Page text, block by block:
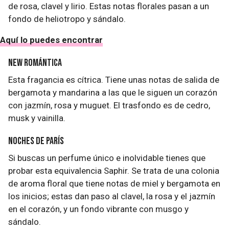
de rosa, clavel y lirio. Estas notas florales pasan a un
fondo de heliotropo y sándalo.
Aquí lo puedes encontrar
New Romántica
Esta fragancia es cítrica. Tiene unas notas de salida de
bergamota y mandarina a las que le siguen un corazón
con jazmín, rosa y muguet. El trasfondo es de cedro,
musk y vainilla.
Noches de París
Si buscas un perfume único e inolvidable tienes que
probar esta equivalencia Saphir. Se trata de una colonia
de aroma floral que tiene notas de miel y bergamota en
los inicios; estas dan paso al clavel, la rosa y el jazmín
en el corazón, y un fondo vibrante con musgo y
sándalo.